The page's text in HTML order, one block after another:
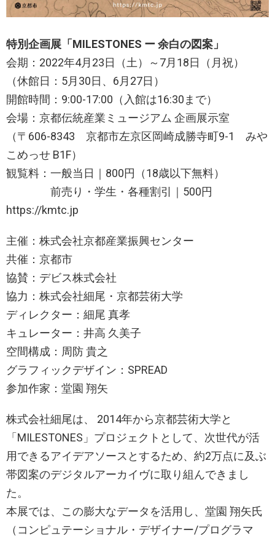
特別企画展「MILESTONES ー 余白の図案」
会期：2022年4月23日（土）～7月18日（月祝）
（休館日：5月30日、6月27日）
開館時間：9:00-17:00（入館は16:30まで）
会場：京都伝統産業ミュージアム 企画展示室
（〒606-8343 京都市左京区岡崎成勝寺町9-1 みや
こめっせ B1F）
観覧料：一般当日｜800円（18歳以下無料）
前売り・学生・各種割引｜500円
https://kmtc.jp
主催：株式会社京都産業振興センター
共催：京都市
協賛：デビス株式会社
協力：株式会社細尾・京都芸術大学
ディレクター：細尾 真孝
キュレーター：井高 久美子
空間構成：周防 貴之
グラフィックデザイン：SPREAD
参加作家：堂園 翔矢
株式会社細尾は、 2014年から京都芸術大学と
「MILESTONES」プロジェクトとして、次世代が活
用できるアイデアソースとするため、約2万点に及ぶ
帯図案のデジタルアーカイヴに取り組んできまし
た。
本展では、この膨大なデータを活用し、堂園 翔矢氏
（コンピュテーショナル・デザイナー/プログラマ